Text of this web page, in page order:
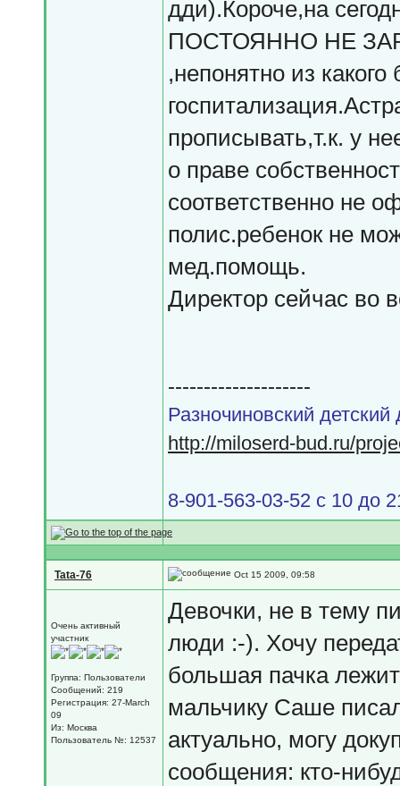
дди).Короче,на
ПОСТОЯННО НЕ
,непонятно из
прописывать,т.к. у
о праве
соответственно не
полис.ребенок не
мед.помощь.
Директор сейчас во
--------------------
Разночиновский
http://miloserd-bud.ru/
8-901-563-03-52 с 10 до
Tata-76 Oct 15 2009, 09:58
Очень активный
участник
Группа: Пользователи
Сообщений: 219
Регистрация: 27-March
09
Из: Москва
Пользователь №: 12537
Девочки, не в тему
люди :-). Хочу
большая пачка
мальчику Саше
актуально, могу
сообщения: кто-